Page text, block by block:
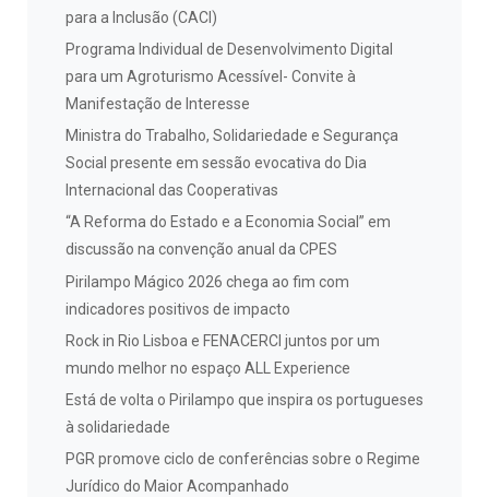
para a Inclusão (CACI)
Programa Individual de Desenvolvimento Digital
para um Agroturismo Acessível- Convite à
Manifestação de Interesse
Ministra do Trabalho, Solidariedade e Segurança
Social presente em sessão evocativa do Dia
Internacional das Cooperativas
“A Reforma do Estado e a Economia Social” em
discussão na convenção anual da CPES
Pirilampo Mágico 2026 chega ao fim com
indicadores positivos de impacto
Rock in Rio Lisboa e FENACERCI juntos por um
mundo melhor no espaço ALL Experience
Está de volta o Pirilampo que inspira os portugueses
à solidariedade
PGR promove ciclo de conferências sobre o Regime
Jurídico do Maior Acompanhado